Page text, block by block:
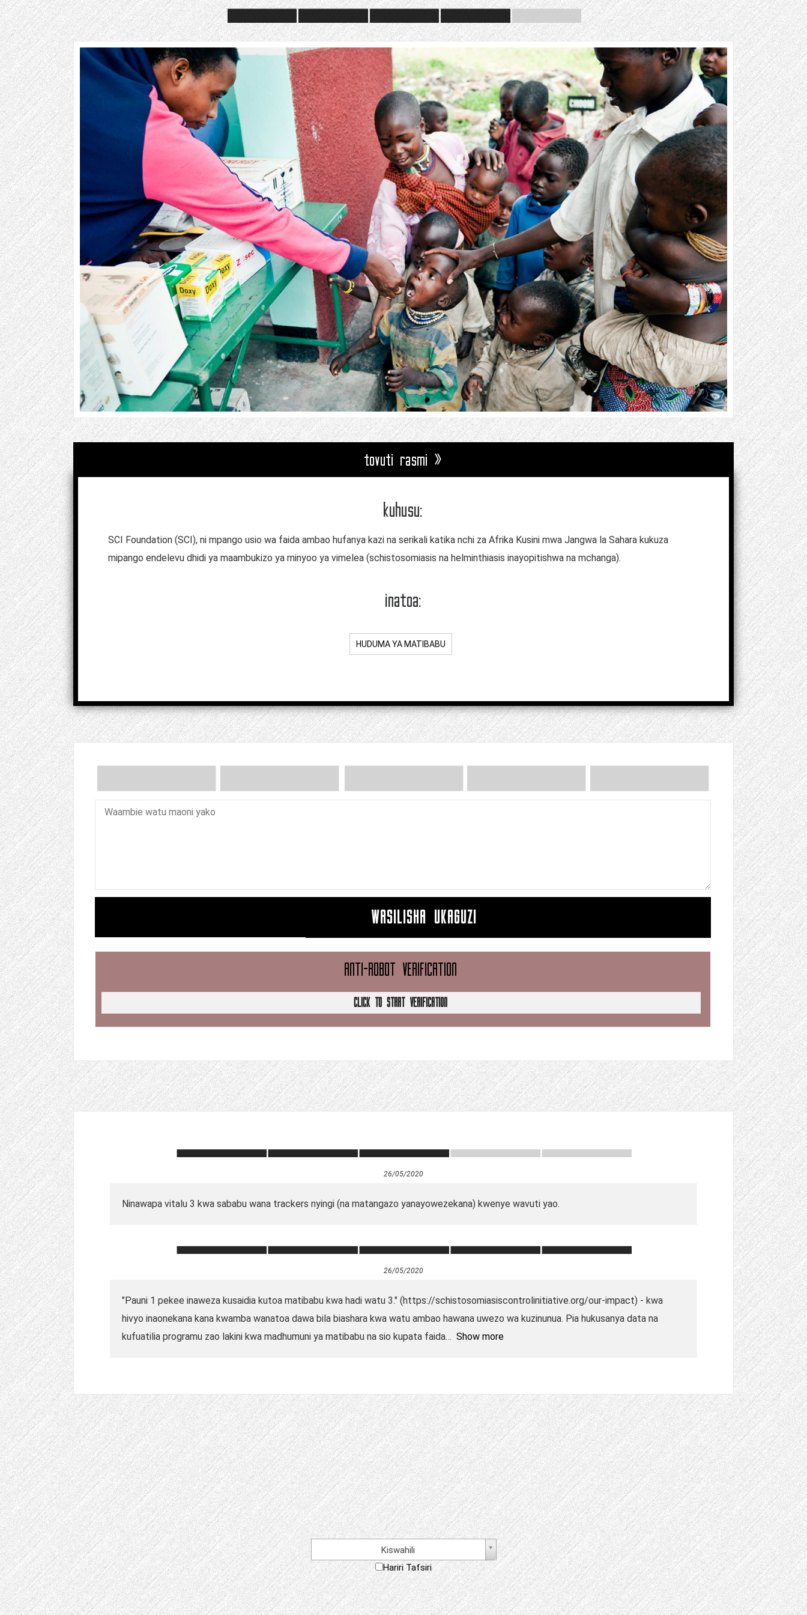
tovuti rasmi »
kuhusu:
SCI Foundation (SCI), ni mpango usio wa faida ambao hufanya kazi na serikali katika nchi za Afrika Kusini mwa Jangwa la Sahara kukuza
mipango endelevu dhidi ya maambukizo ya minyoo ya vimelea (schistosomiasis na helminthiasis inayopitishwa na mchanga).
inatoa:
HUDUMA YA MATIBABU
WASILISHA UKAGUZI
ANTI-ROBOT VERIFICATION
CLICK TO START VERIFICATION
26/05/2020
Ninawapa vitalu 3 kwa sababu wana trackers nyingi (na matangazo yanayowezekana) kwenye wavuti yao.
26/05/2020
"Pauni 1 pekee inaweza kusaidia kutoa matibabu kwa hadi watu 3." (https://schistosomiasiscontrolinitiative.org/our-impact) - kwa
hivyo inaonekana kana kwamba wanatoa dawa bila biashara kwa watu ambao hawana uwezo wa kuzinunua. Pia hukusanya data na
kufuatilia programu zao lakini kwa madhumuni ya matibabu na sio kupata faida
Show more
Kiswahili
Hariri Tafsiri